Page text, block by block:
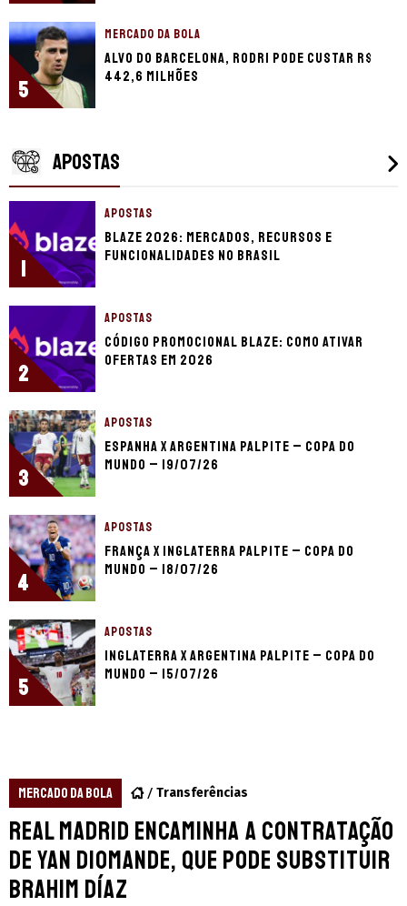
5
MERCADO DA BOLA
Alvo do Barcelona, Rodri pode custar R$
442,6 milhões
APOSTAS
1
APOSTAS
Blaze 2026: mercados, recursos e
funcionalidades no Brasil
2
APOSTAS
Código promocional Blaze: como ativar
ofertas em 2026
3
APOSTAS
Espanha x Argentina palpite – Copa do
Mundo – 19/07/26
4
APOSTAS
França x Inglaterra palpite – Copa do
Mundo – 18/07/26
5
APOSTAS
Inglaterra x Argentina palpite – Copa do
Mundo – 15/07/26
MERCADO DA BOLA Transferências
Real Madrid encaminha a contratação
de Yan Diomande, que pode substituir
Brahim Díaz